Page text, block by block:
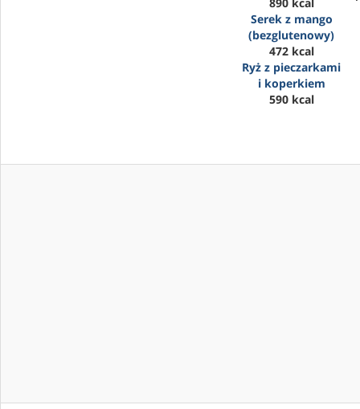
Serek z mango
(bezglutenowy)
472 kcal
Ryż z pieczarkami
i koperkiem
590 kcal